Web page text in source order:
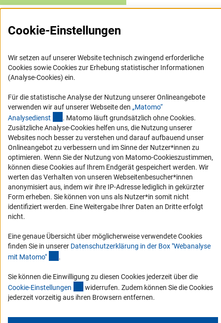
Service
Barrierefreiheit
Erklärung zur Barrierefreiheit
Barriere melden
Links
Zum Download des Kodex
DFG-Website
Kontakt
Zur Kontaktübersicht
Cookie-Einstellungen
Wir setzen auf unserer Website technisch zwingend erforderliche
Cookies sowie Cookies zur Erhebung statistischer Informationen
(Analyse-Cookies) ein.
Für die statistische Analyse der Nutzung unserer Onlineangebote
verwenden wir auf unserer Webseite den „Matomo“
Analysedienst (externer Link)
. Matomo läuft grundsätzlich ohne Cookies.
Zusätzliche Analyse-Cookies helfen uns, die Nutzung unserer
Websites noch besser zu verstehen und darauf aufbauend unser
Onlineangebot zu verbessern und im Sinne der Nutzer*innen zu
optimieren. Wenn Sie der Nutzung von Matomo-Cookieszustimmen,
können diese Cookies auf Ihrem Endgerät gespeichert werden. Wir
werten das Verhalten von unseren Webseitenbesucher*innen
anonymisiert aus, indem wir ihre IP-Adresse lediglich in gekürzter
Form erheben. Sie können von uns als Nutzer*in somit nicht
identifiziert werden. Eine Weitergabe Ihrer Daten an Dritte erfolgt
nicht.
Eine genaue Übersicht über möglicherweise verwendete Cookies
finden Sie in unserer Datenschutzerklärung in der Box "Webanalyse
mit Matomo" .
Sie können die Einwilligung zu diesen Cookies jederzeit über die
Cookie-Einstellungen (interner Link)
widerrufen. Zudem können Sie die Cookies
jederzeit vorzeitig aus ihren Browsern entfernen.